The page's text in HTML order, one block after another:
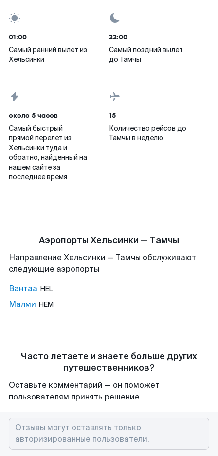
01:00
Самый ранний вылет из
Хельсинки
22:00
Самый поздний вылет
до Тамчы
около 5 часов
Самый быстрый
прямой перелет из
Хельсинки туда и
обратно, найденный на
нашем сайте за
последнее время
15
Количество рейсов до
Тамчы в неделю
Аэропорты Хельсинки — Тамчы
Направление Хельсинки — Тамчы обслуживают
следующие аэропорты
Вантаа HEL
Малми HEM
Часто летаете и знаете больше других
путешественников?
Оставьте комментарий — он поможет
пользователям принять решение